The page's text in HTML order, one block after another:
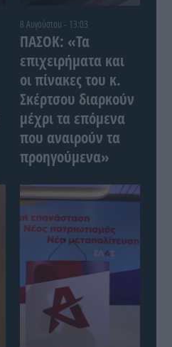
8 Αυγούστου - 13:03
ΠΑΣΟΚ: «Τα
επιχειρήματα και
οι πίνακες του κ.
Σκέρτσου διαρκούν
μέχρι τα επόμενα
που αναιρούν τα
προηγούμενα»